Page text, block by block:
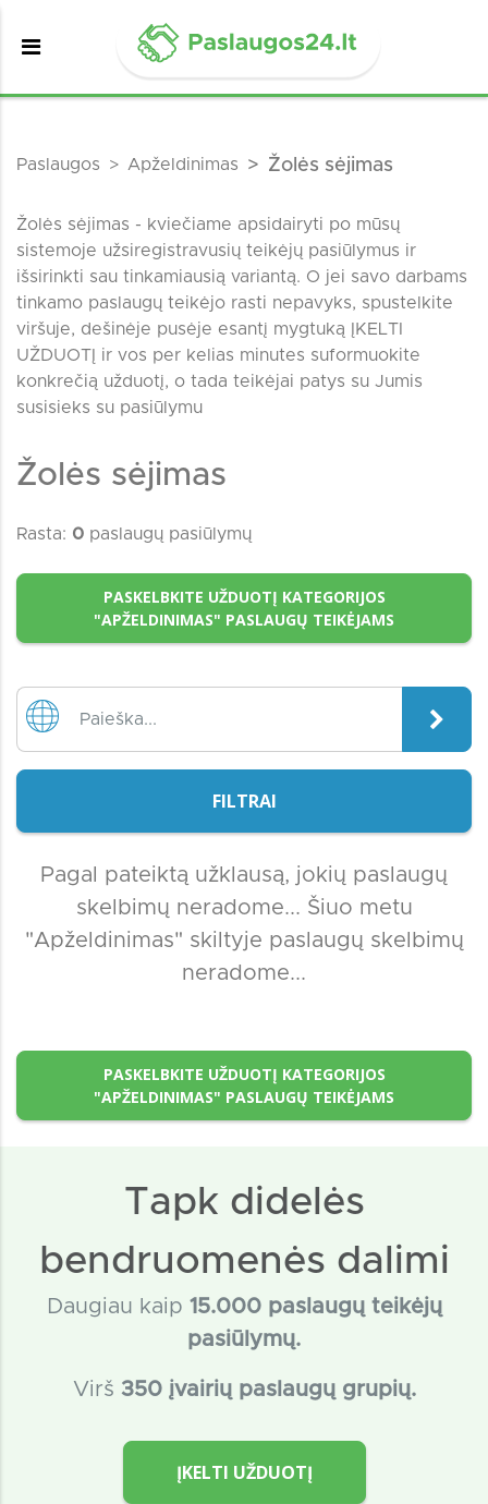
Paslaugos Apželdinimas Žolės sėjimas
Žolės sėjimas - kviečiame apsidairyti po mūsų
sistemoje užsiregistravusių teikėjų pasiūlymus ir
išsirinkti sau tinkamiausią variantą. O jei savo darbams
tinkamo paslaugų teikėjo rasti nepavyks, spustelkite
viršuje, dešinėje pusėje esantį mygtuką ĮKELTI
UŽDUOTĮ ir vos per kelias minutes suformuokite
konkrečią užduotį, o tada teikėjai patys su Jumis
susisieks su pasiūlymu
Žolės sėjimas
Rasta: 0 paslaugų pasiūlymų
PASKELBKITE UŽDUOTĮ KATEGORIJOS
"APŽELDINIMAS" PASLAUGŲ TEIKĖJAMS
FILTRAI
Pagal pateiktą užklausą, jokių paslaugų
skelbimų neradome... Šiuo metu
"Apželdinimas" skiltyje paslaugų skelbimų
neradome...
PASKELBKITE UŽDUOTĮ KATEGORIJOS
"APŽELDINIMAS" PASLAUGŲ TEIKĖJAMS
Tapk didelės
bendruomenės dalimi
Daugiau kaip 15.000 paslaugų teikėjų
pasiūlymų.
Virš 350 įvairių paslaugų grupių.
ĮKELTI UŽDUOTĮ